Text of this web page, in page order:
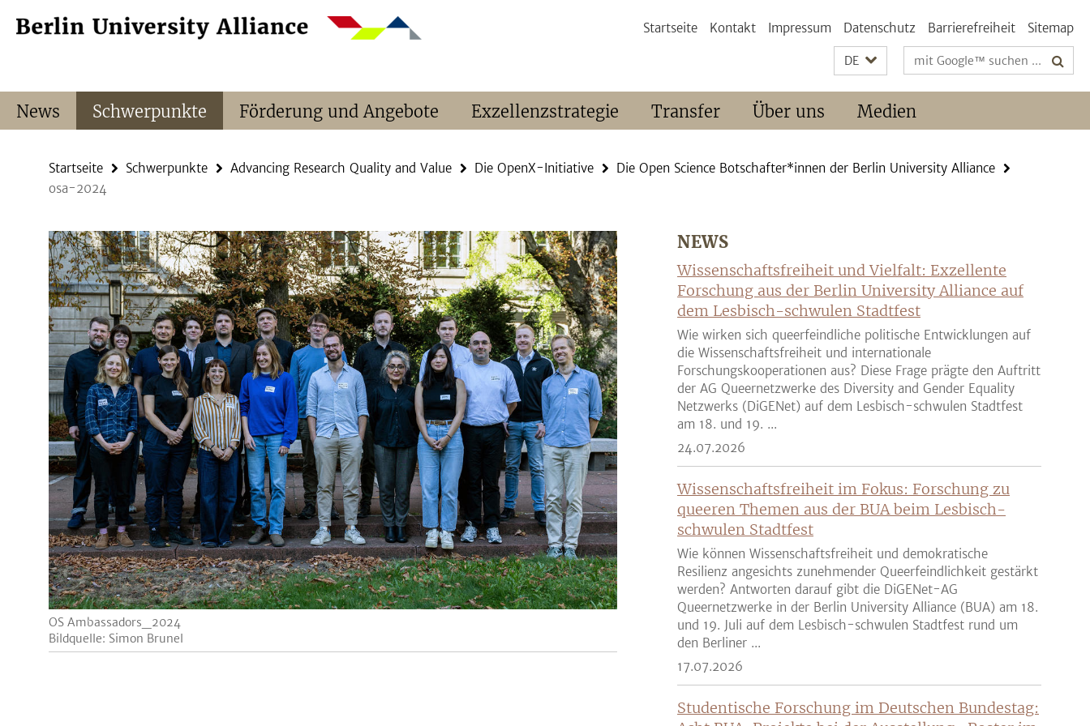
direkt
Service-
Startseite Kontakt Impressum Datenschutz Barrierefreiheit Sitemap
DE Suchbegriffe
News Schwerpunkte Förderung und Angebote Exzellenzstrategie Transfer Über uns Medien
Startseite Schwerpunkte Advancing Research Quality and Value Die OpenX-Initiative
Die Open Science Botschafter*innen der Berlin University Alliance
osa-2024
OS Ambassadors_2024
Bildquelle: Simon Brunel
NEWS
Wissenschaftsfreiheit und Vielfalt: Exzellente
Forschung aus der Berlin University Alliance auf
dem Lesbisch-schwulen Stadtfest
Wie wirken sich queerfeindliche politische Entwicklungen auf
die Wissenschaftsfreiheit und internationale
Forschungskooperationen aus? Diese Frage prägte den Auftritt
der AG Queernetzwerke des Diversity and Gender Equality
Netzwerks (DiGENet) auf dem Lesbisch-schwulen Stadtfest
am 18. und 19. ...
24.07.2026
Wissenschaftsfreiheit im Fokus: Forschung zu
queeren Themen aus der BUA beim Lesbisch-
schwulen Stadtfest
Wie können Wissenschaftsfreiheit und demokratische
Resilienz angesichts zunehmender Queerfeindlichkeit gestärkt
werden? Antworten darauf gibt die DiGENet-AG
Queernetzwerke in der Berlin University Alliance (BUA) am 18.
und 19. Juli auf dem Lesbisch-schwulen Stadtfest rund um
den Berliner ...
17.07.2026
Studentische Forschung im Deutschen Bundestag: